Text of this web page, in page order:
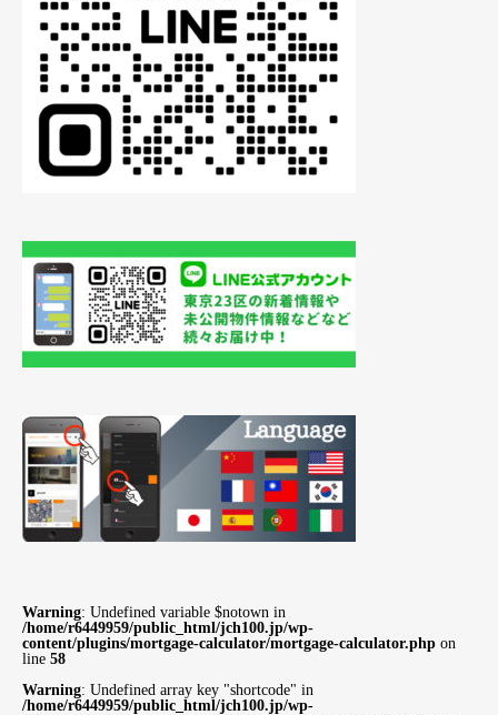
Warning: Undefined variable $notown in
/home/r6449959/public_html/jch100.jp/wp-
content/plugins/mortgage-calculator/mortgage-calculator.php on
line 58
Warning: Undefined array key "shortcode" in
/home/r6449959/public_html/jch100.jp/wp-